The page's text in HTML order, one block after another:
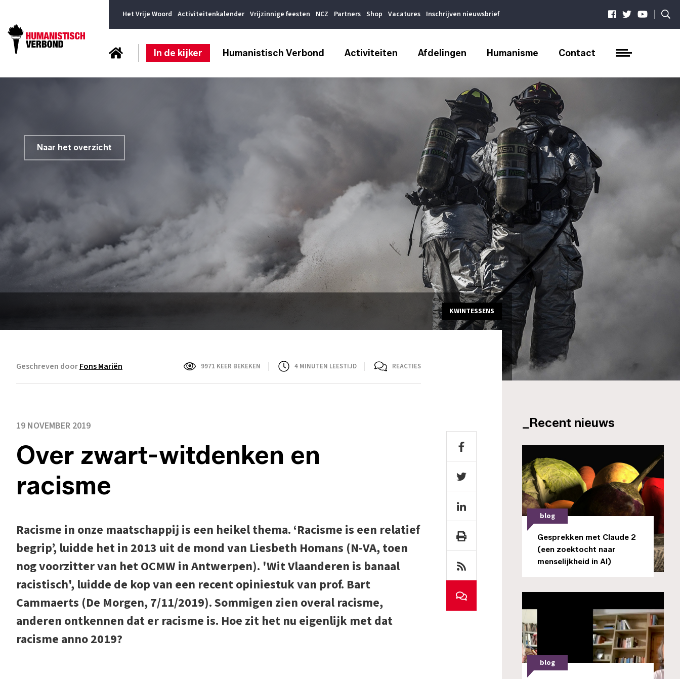
Het Vrije Woord Activiteitenkalender Vrijzinnige feesten NCZ Partners Shop Vacatures Inschrijven nieuwsbrief |
In de kijker Humanistisch Verbond Activiteiten Afdelingen Humanisme Contact
Naar het overzicht
KWINTESSENS
Geschreven doorFons Mariën 9971 KEER BEKEKEN 4 MINUTEN LEESTIJD REACTIES
19 NOVEMBER 2019
Over zwart-witdenken en
racisme
Racisme in onze maatschappij is een heikel thema. ‘Racisme is een relatief
begrip’, luidde het in 2013 uit de mond van Liesbeth Homans (N-VA, toen
nog voorzitter van het OCMW in Antwerpen). 'Wit Vlaanderen is banaal
racistisch', luidde de kop van een recent opiniestuk van prof. Bart
Cammaerts (De Morgen, 7/11/2019). Sommigen zien overal racisme,
anderen ontkennen dat er racisme is. Hoe zit het nu eigenlijk met dat
racisme anno 2019?
_Recent nieuws
blog
Gesprekken met Claude 2
(een zoektocht naar
menselijkheid in AI)
blog